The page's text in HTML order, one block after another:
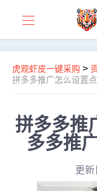
虎观虾皮一键采购 >
拼多多推广怎么设置
拼多多推
多多推
更